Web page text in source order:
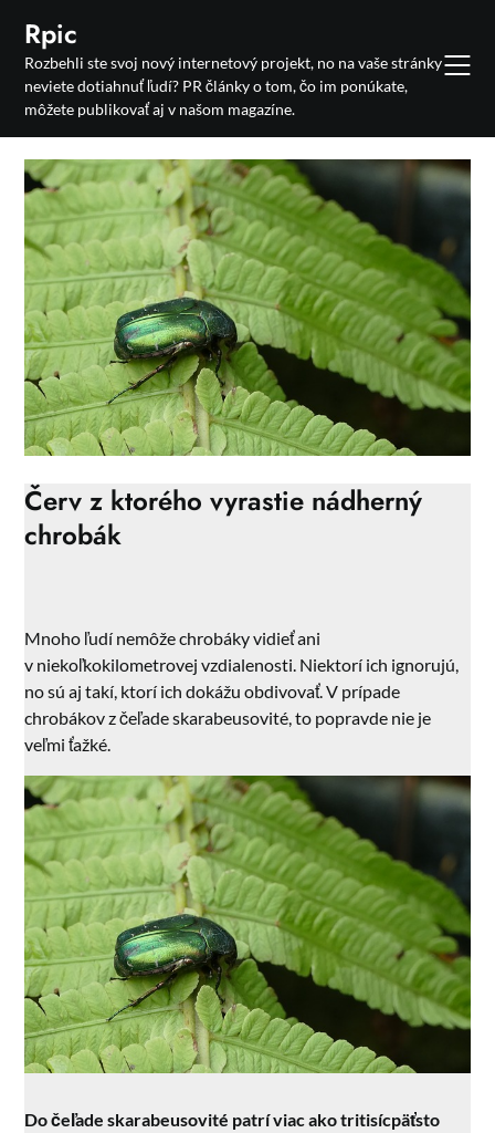
content
Rpic
Rozbehli ste svoj nový internetový projekt, no na vaše stránky
neviete dotiahnuť ľudí? PR články o tom, čo im ponúkate,
môžete publikovať aj v našom magazíne.
Červ z ktorého vyrastie nádherný
chrobák
Mnoho ľudí nemôže chrobáky vidieť ani
v niekoľkokilometrovej vzdialenosti. Niektorí ich ignorujú,
no sú aj takí, ktorí ich dokážu obdivovať. V prípade
chrobákov z čeľade skarabeusovité, to popravde nie je
veľmi ťažké.
Do čeľade skarabeusovité patrí viac ako tritisícpäťsto